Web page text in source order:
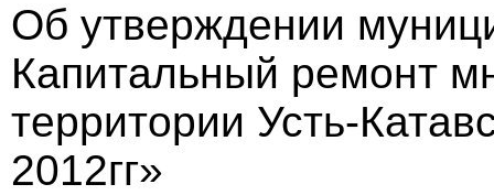
Об утверждении
Капитальный ремонт
территории Усть-
2012гг»